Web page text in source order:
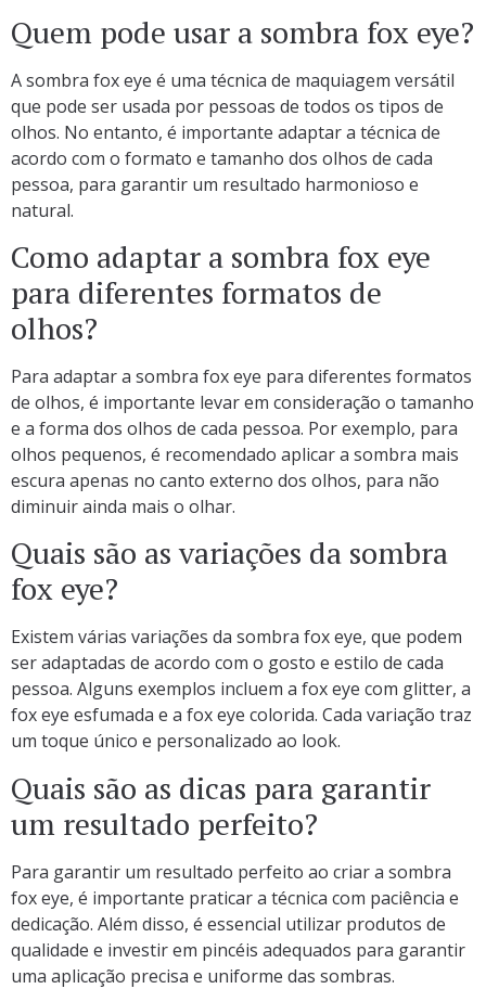
Quem pode usar a sombra fox eye?
A sombra fox eye é uma técnica de maquiagem versátil
que pode ser usada por pessoas de todos os tipos de
olhos. No entanto, é importante adaptar a técnica de
acordo com o formato e tamanho dos olhos de cada
pessoa, para garantir um resultado harmonioso e
natural.
Como adaptar a sombra fox eye
para diferentes formatos de
olhos?
Para adaptar a sombra fox eye para diferentes formatos
de olhos, é importante levar em consideração o tamanho
e a forma dos olhos de cada pessoa. Por exemplo, para
olhos pequenos, é recomendado aplicar a sombra mais
escura apenas no canto externo dos olhos, para não
diminuir ainda mais o olhar.
Quais são as variações da sombra
fox eye?
Existem várias variações da sombra fox eye, que podem
ser adaptadas de acordo com o gosto e estilo de cada
pessoa. Alguns exemplos incluem a fox eye com glitter, a
fox eye esfumada e a fox eye colorida. Cada variação traz
um toque único e personalizado ao look.
Quais são as dicas para garantir
um resultado perfeito?
Para garantir um resultado perfeito ao criar a sombra
fox eye, é importante praticar a técnica com paciência e
dedicação. Além disso, é essencial utilizar produtos de
qualidade e investir em pincéis adequados para garantir
uma aplicação precisa e uniforme das sombras.